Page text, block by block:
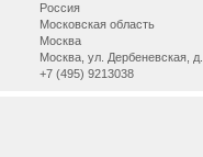
Россия
Московская область
Москва
Москва, ул. Дербеневская,
+7 (495) 9213038